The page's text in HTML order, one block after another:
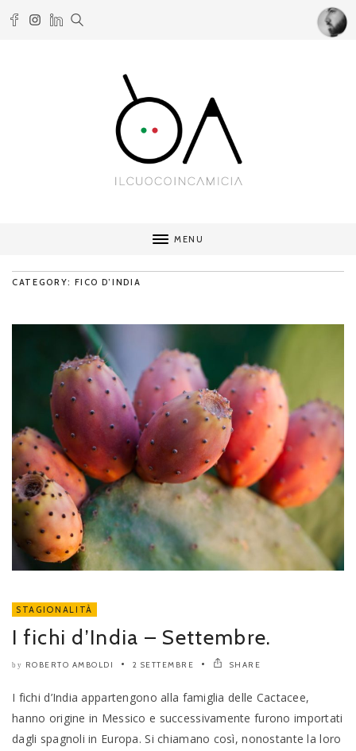
MENU
CATEGORY: FICO D’INDIA
STAGIONALITÀ
I fichi d’India – Settembre.
by ROBERTO AMBOLDI 2 SETTEMBRE SHARE
I fichi d’India appartengono alla famiglia delle Cactacee,
hanno origine in Messico e successivamente furono importati
dagli spagnoli in Europa. Si chiamano così, nonostante la loro